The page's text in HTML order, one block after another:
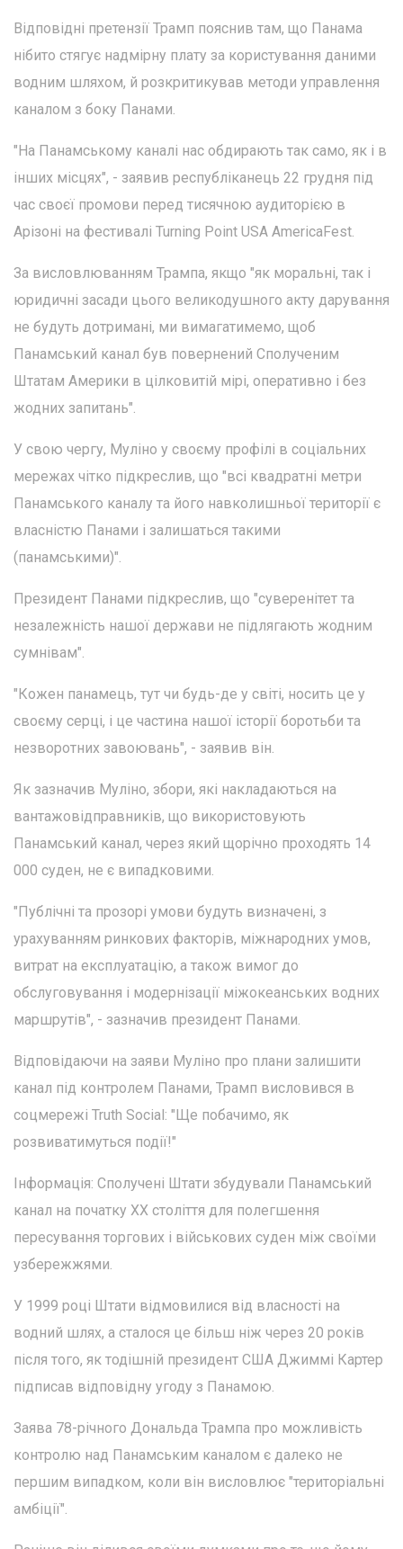
Відповідні претензії Трамп пояснив там, що Панама
нібито стягує надмірну плату за користування даними
водним шляхом, й розкритикував методи управлення
каналом з боку Панами.
"На Панамському каналі нас обдирають так само, як і в
інших місцях", - заявив республіканець 22 грудня під
час своєї промови перед тисячною аудиторією в
Арізоні на фестивалі Turning Point USA AmericaFest.
За висловлюванням Трампа, якщо "як моральні, так і
юридичні засади цього великодушного акту дарування
не будуть дотримані, ми вимагатимемо, щоб
Панамський канал був повернений Сполученим
Штатам Америки в цілковитій мірі, оперативно і без
жодних запитань".
У свою чергу, Муліно у своєму профілі в соціальних
мережах чітко підкреслив, що "всі квадратні метри
Панамського каналу та його навколишньої території є
власністю Панами і залишаться такими
(панамськими)".
Президент Панами підкреслив, що "суверенітет та
незалежність нашої держави не підлягають жодним
сумнівам".
"Кожен панамець, тут чи будь-де у світі, носить це у
своєму серці, і це частина нашої історії боротьби та
незворотних завоювань", - заявив він.
Як зазначив Муліно, збори, які накладаються на
вантажовідправників, що використовують
Панамський канал, через який щорічно проходять 14
000 суден, не є випадковими.
"Публічні та прозорі умови будуть визначені, з
урахуванням ринкових факторів, міжнародних умов,
витрат на експлуатацію, а також вимог до
обслуговування і модернізації міжокеанських водних
маршрутів", - зазначив президент Панами.
Відповідаючи на заяви Муліно про плани залишити
канал під контролем Панами, Трамп висловився в
соцмережі Truth Social: "Ще побачимо, як
розвиватимуться події!"
Інформація: Сполучені Штати збудували Панамський
канал на початку XX століття для полегшення
пересування торгових і військових суден між своїми
узбережжями.
У 1999 році Штати відмовилися від власності на
водний шлях, а сталося це більш ніж через 20 років
після того, як тодішній президент США Джиммі Картер
підписав відповідну угоду з Панамою.
Заява 78-річного Дональда Трампа про можливість
контролю над Панамським каналом є далеко не
першим випадком, коли він висловлює "територіальні
амбіції".